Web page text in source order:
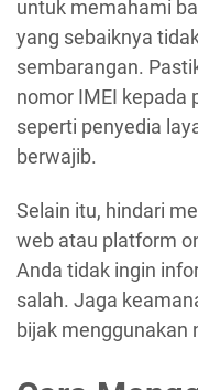
untuk memahami
yang sebaiknya
sembarangan.
nomor IMEI kepada
seperti penyedia
berwajib.
Selain itu, hindari
web atau platform
Anda tidak ingin
salah. Jaga
bijak menggunakan